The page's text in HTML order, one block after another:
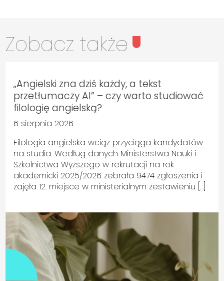
Zobacz także
„Angielski zna dziś każdy, a tekst
przetłumaczy AI” – czy warto studiować
filologię angielską?
6 sierpnia 2026
Filologia angielska wciąż przyciąga kandydatów
na studia. Według danych Ministerstwa Nauki i
Szkolnictwa Wyższego w rekrutacji na rok
akademicki 2025/2026 zebrała 9474 zgłoszenia i
zajęła 12. miejsce w ministerialnym zestawieniu […]